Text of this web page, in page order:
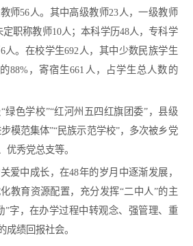
师56人。其中高级教师23人，一级教师
职称教师10人；本科学历48人，专科学
人。在校学生692人，其中少数民族学生
88%，寄宿生661人，占学生总人数的
色学校”“红河州五四红旗团委”，县级
模范集体”“民族示范学校”，多次被乡党
优秀党总支等。
中成长，在48年的岁月中逐渐发展，
教育资源配置，充分发挥“二中人”的主
”字，在办学过程中转观念、强管理、重
成绩回报社会。